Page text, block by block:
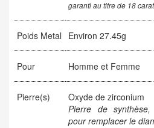
garanti au titre de 18
Poids Metal Environ 27.45g
Pour Homme et Femme
Pierre(s)
Oxyde de zirconium
Pierre de
pour remplacer le